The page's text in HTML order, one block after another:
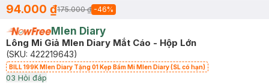
94.000 ₫175.000 ₫ -46%
Mlen Diary
Lông Mi Giả Mlen Diary Mắt Cáo - Hộp Lớn
(SKU: 422219643)
BILL 199K Mlen Diary Tặng 01 Kẹp Bấm Mi Mlen Diary (SL có hạn)
03 Hỏi đáp